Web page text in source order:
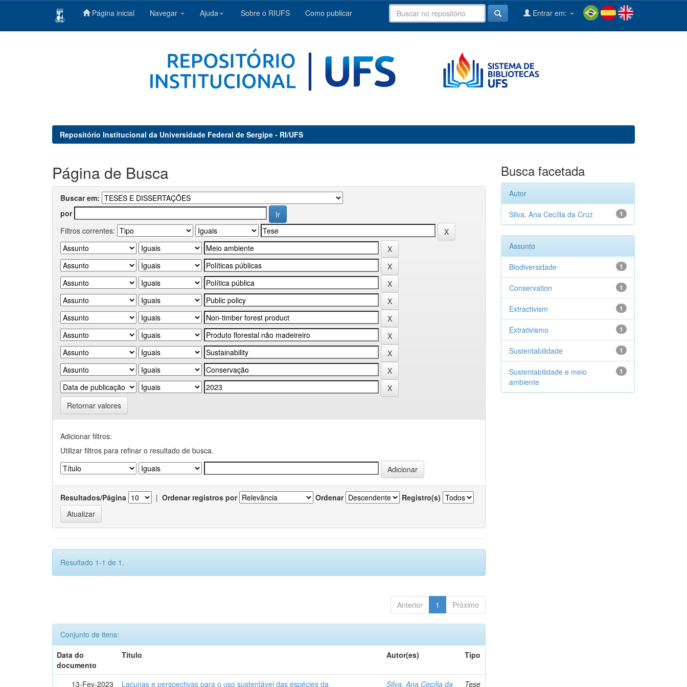
Página inicial Navegar Ajuda Sobre o RIUFS Como publicar Entrar em:
Repositório Institucional da Universidade Federal de Sergipe - RI/UFS
Página de Busca
Buscar em:
por
Filtros correntes:
Retornar valores
Adicionar filtros:
Utilizar filtros para refinar o resultado de busca.
Resultados/Página | Ordenar registros por Ordenar Registro(s)
Resultado 1-1 de 1.
Anterior 1 Próximo
Conjunto de itens:
Data do
documento
Título Autor(es) Tipo
13-Fev-2023 Lacunas e perspectivas para o uso sustentável das espécies da Silva, Ana Cecília da Tese
Busca facetada
Autor
1
Silva, Ana Cecília da Cruz
Assunto
1
Biodiversidade
1
Conservation
1
Extractivism
1
Extrativismo
1
Sustentabilidade
1
Sustentabilidade e meio
ambiente